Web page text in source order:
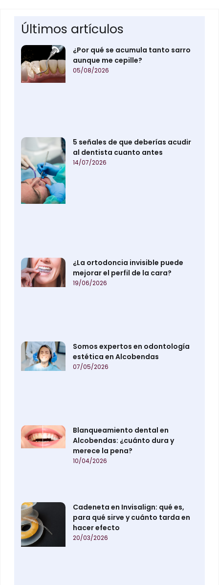
Últimos artículos
¿Por qué se acumula tanto sarro
aunque me cepille?
05/08/2026
5 señales de que deberías acudir
al dentista cuanto antes
14/07/2026
¿La ortodoncia invisible puede
mejorar el perfil de la cara?
19/06/2026
Somos expertos en odontología
estética en Alcobendas
07/05/2026
Blanqueamiento dental en
Alcobendas: ¿cuánto dura y
merece la pena?
10/04/2026
Cadeneta en Invisalign: qué es,
para qué sirve y cuánto tarda en
hacer efecto
20/03/2026